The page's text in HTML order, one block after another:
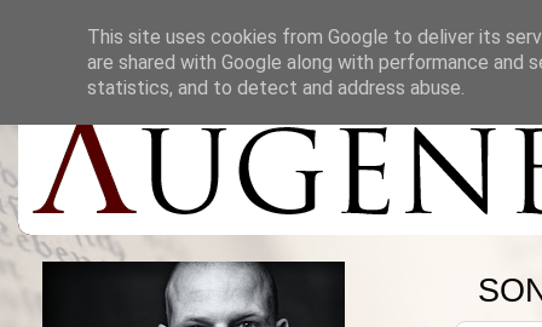
This site uses cookies from Google to deliver its
are shared with Google along with performance
statistics, and to detect and address abuse.